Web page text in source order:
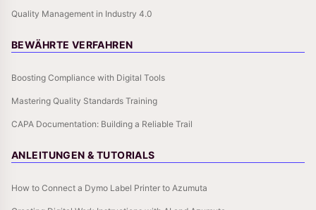
Quality Management in Industry 4.0
BEWÄHRTE VERFAHREN
Boosting Compliance with Digital Tools
Mastering Quality Standards Training
CAPA Documentation: Building a Reliable Trail
ANLEITUNGEN & TUTORIALS
How to Connect a Dymo Label Printer to Azumuta